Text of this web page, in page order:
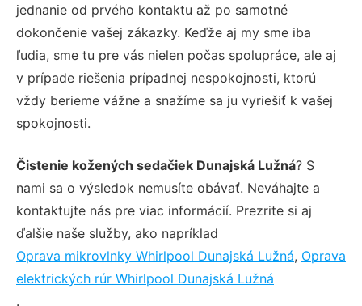
jednanie od prvého kontaktu až po samotné
dokončenie vašej zákazky. Keďže aj my sme iba
ľudia, sme tu pre vás nielen počas spolupráce, ale aj
v prípade riešenia prípadnej nespokojnosti, ktorú
vždy berieme vážne a snažíme sa ju vyriešiť k vašej
spokojnosti.
Čistenie kožených sedačiek Dunajská Lužná? S
nami sa o výsledok nemusíte obávať. Neváhajte a
kontaktujte nás pre viac informácií. Prezrite si aj
ďalšie naše služby, ako napríklad
Oprava mikrovlnky Whirlpool Dunajská Lužná, Oprava
elektrických rúr Whirlpool Dunajská Lužná
.